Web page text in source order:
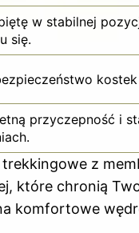
w stabilnej
się.
przyczepność i
z
które chronią
komfortowe